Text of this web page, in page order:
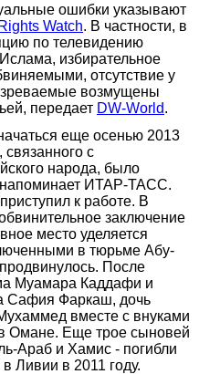
ошибки указывают
Watch. В частности, в
по телевидению
избирательное
отсутствие у
возмущены
передает DW-World.
еще осенью 2013
связанного с
народа, было
ИТАР-ТАСС.
к работе. В
заключение
место уделяется
в тюрьме Абу-
После
Муамара Каддафи и
Сафия Фаркаш, дочь
вместе с внуками
Омане. Еще трое сыновей
Араб и Хамис - погибли
Ливии в 2011 году.